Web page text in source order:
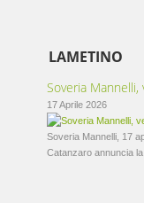
LAMETINO
Soveria Mannelli,
17 Aprile 2026
Soveria Mannelli, 17
Catanzaro annuncia la